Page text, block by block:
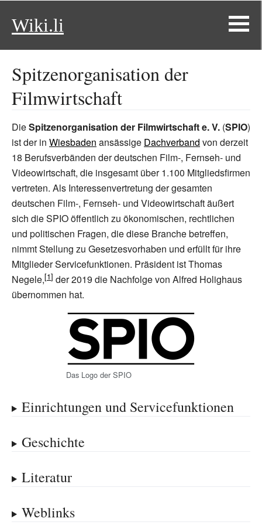
Wiki.li
Spitzenorganisation der
Filmwirtschaft
DieSpitzenorganisation der Filmwirtschaft e. V. (SPIO)
ist der in Wiesbaden ansässige Dachverband von derzeit
18 Berufsverbänden der deutschen Film-, Fernseh- und
Videowirtschaft, die insgesamt über 1.100 Mitgliedsfirmen
vertreten. Als Interessenvertretung der gesamten
deutschen Film-, Fernseh- und Videowirtschaft äußert
sich die SPIO öffentlich zu ökonomischen, rechtlichen
und politischen Fragen, die diese Branche betreffen,
nimmt Stellung zu Gesetzesvorhaben und erfüllt für ihre
Mitglieder Servicefunktionen. Präsident ist Thomas
Negele,
der 2019 die Nachfolge von Alfred Holighaus
übernommen hat.
Das Logo der SPIO
Einrichtungen und Servicefunktionen
Geschichte
Literatur
Weblinks